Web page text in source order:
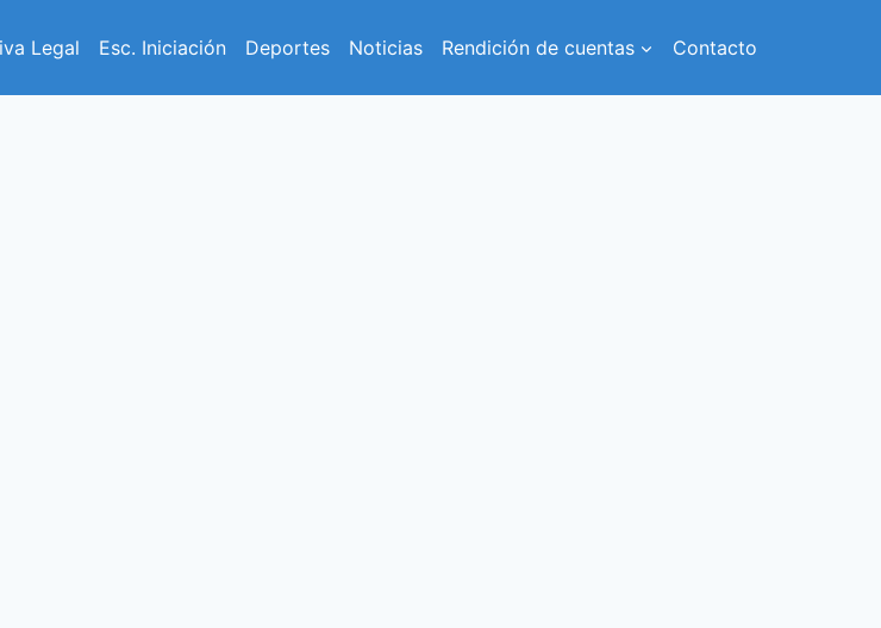
Legal Esc. Iniciación Deportes Noticias Rendición de cuentas Contacto